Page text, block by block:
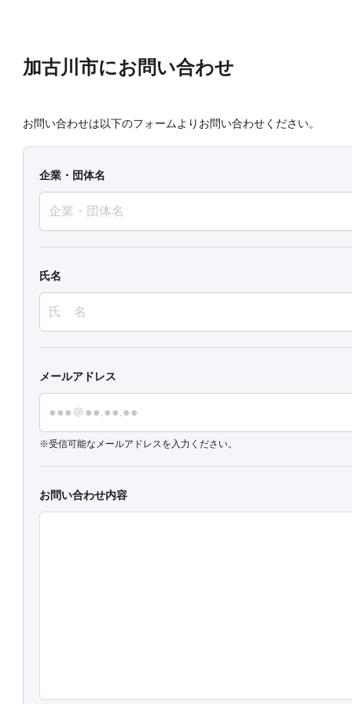
加古川市にお問い合わせ
お問い合わせは以下のフォームよりお問い合わせください。
企業・団体名
氏名
メールアドレス
受信可能なメールアドレスを入力ください。
お問い合わせ内容